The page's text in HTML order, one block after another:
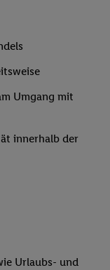
Umgang mit
innerhalb der
Urlaubs- und